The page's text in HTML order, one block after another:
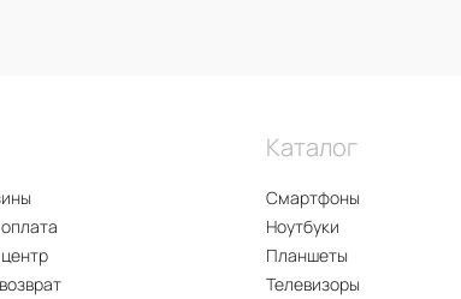
Каталог
Смартфоны
Ноутбуки
Планшеты
Телевизоры